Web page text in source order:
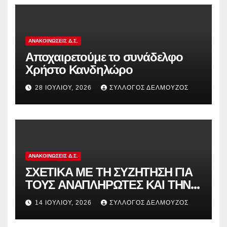
αντιδραστική αξιολόγηση!
ΑΝΑΚΟΙΝΏΣΕΙΣ Δ.Σ.
Αποχαιρετούμε το συνάδελφο
Χρήστο Κανδηλώρο
28 ΙΟΥΛΊΟΥ, 2026 ΣΎΛΛΟΓΟΣ ΔΕΛΜΟΎΖΟΣ
ΑΝΑΚΟΙΝΏΣΕΙΣ Δ.Σ.
ΣΧΕΤΙΚΑ ΜΕ ΤΗ ΣΥΖΗΤΗΣΗ ΓΙΑ
ΤΟΥΣ ΑΝΑΠΛΗΡΩΤΕΣ ΚΑΙ ΤΗΝ
ΠΑΡΑΠΟΜΠΗ ΤΗΣ ΕΛΛΑΔΑΣ
ΣΤΟ ΕΥΡΩΠΑΪΚΟ ΔΙΚΑΣΤΗΡΙΟ
14 ΙΟΥΛΊΟΥ, 2026 ΣΎΛΛΟΓΟΣ ΔΕΛΜΟΎΖΟΣ